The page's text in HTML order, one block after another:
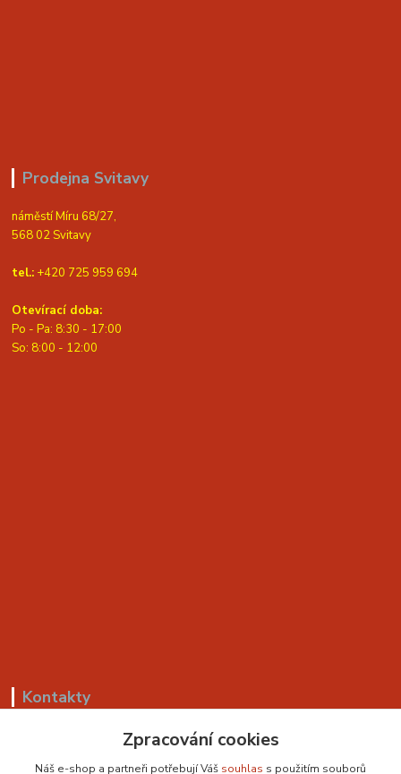
Prodejna Svitavy
náměstí Míru 68/27,
568 02 Svitavy
tel.: +420 725 959 694
Otevírací doba:
Po - Pa: 8:30 - 17:00
So: 8:00 - 12:00
Kontakty
+420 799 530 549Zpracování cookies
Náš e-shop a partneři potřebují Váš souhlas s použitím souborů